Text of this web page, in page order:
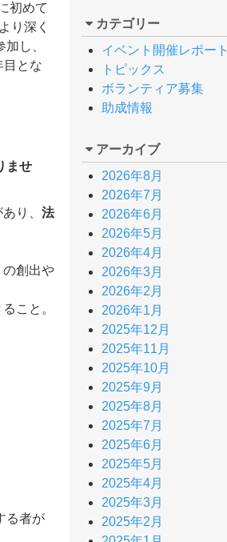
初めて
り深く
し、
目とな
ませ
り、 法
の創出や
こと。
る者が
カテゴリー
イベント開催レポート
トピックス
ボランティア募集
助成情報
アーカイブ
2026年8月
2026年7月
2026年6月
2026年5月
2026年4月
2026年3月
2026年2月
2026年1月
2025年12月
2025年11月
2025年10月
2025年9月
2025年8月
2025年7月
2025年6月
2025年5月
2025年4月
2025年3月
2025年2月